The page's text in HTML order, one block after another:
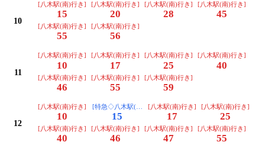
10
[八木駅(南)行き]
15
[八木駅(南)行き]
20
[八木駅(南)行き]
28
[八木駅(南)行き]
45
[八木駅(南)行き]
55
[八木駅(南)行き]
56
11
[八木駅(南)行き]
10
[八木駅(南)行き]
17
[八木駅(南)行き]
25
[八木駅(南)行き]
40
[八木駅(南)行き]
46
[八木駅(南)行き]
55
[八木駅(南)行き]
59
12
[八木駅(南)行き]
10
[特急◇八木駅(南)行き]
15
[八木駅(南)行き]
17
[八木駅(南)行き]
25
[八木駅(南)行き]
40
[八木駅(南)行き]
46
[八木駅(南)行き]
47
[八木駅(南)行き]
55